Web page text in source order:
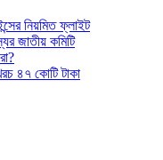
নিয়মিত ফ্লাইট
জাতীয় কমিটি
৪৭ কোটি টাকা